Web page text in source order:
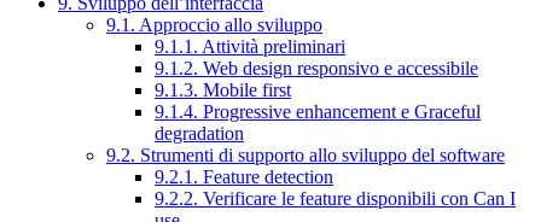
9.1. Approccio allo sviluppo
9.1.1. Attività preliminari
9.1.2. Web design responsivo e accessibile
9.1.3. Mobile first
9.1.4. Progressive enhancement e Graceful
degradation
9.2. Strumenti di supporto allo sviluppo del software
9.2.1. Feature detection
9.2.2. Verificare le feature disponibili con Can I